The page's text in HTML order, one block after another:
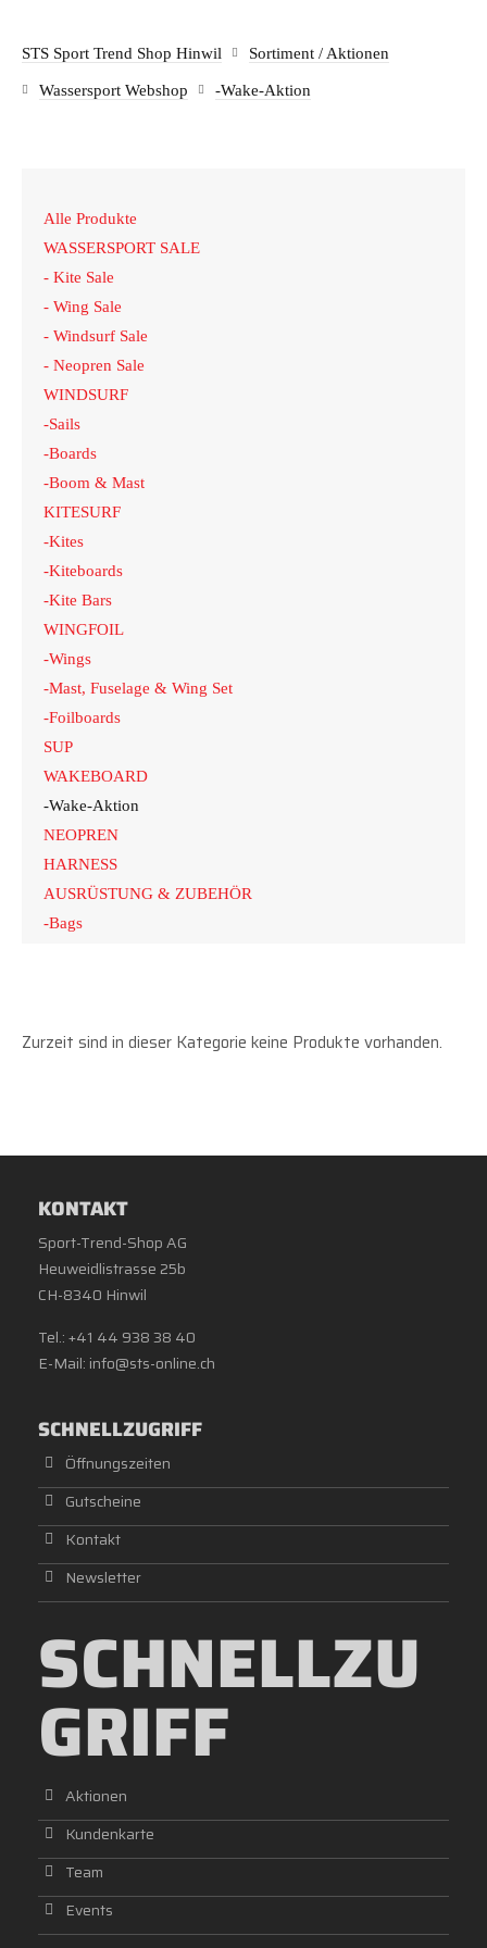
Bergsport
Stand Up Paddling
STS Werkstatt
Ski / Snowboard
Radsport
Kontakt
Kundenkarte & Partnerangebote
Öffnungszeiten
STS Sport Trend Shop Hinwil Sortiment / Aktionen
Wassersport Webshop -Wake-Aktion
Alle Produkte
WASSERSPORT SALE
- Kite Sale
- Wing Sale
- Windsurf Sale
- Neopren Sale
WINDSURF
-Sails
-Boards
-Boom & Mast
KITESURF
-Kites
-Kiteboards
-Kite Bars
WINGFOIL
-Wings
-Mast, Fuselage & Wing Set
-Foilboards
SUP
WAKEBOARD
-Wake-Aktion
NEOPREN
HARNESS
AUSRÜSTUNG & ZUBEHÖR
-Bags
Zurzeit sind in dieser Kategorie keine Produkte vorhanden.
KONTAKT
Sport-Trend-Shop AG
Heuweidlistrasse 25b
CH-8340 Hinwil
Tel.: +41 44 938 38 40
E-Mail: info@sts-online.ch
SCHNELLZUGRIFF
Öffnungszeiten
Gutscheine
Kontakt
Newsletter
SCHNELLZU
GRIFF
Aktionen
Kundenkarte
Team
Events